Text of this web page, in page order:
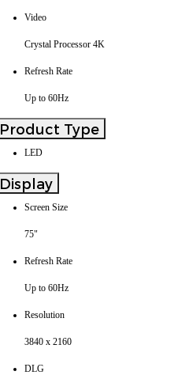
Video
Crystal Processor 4K
Refresh Rate
Up to 60Hz
Product Type
LED
Display
Screen Size
75"
Refresh Rate
Up to 60Hz
Resolution
3840 x 2160
DLG